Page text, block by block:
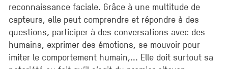
reconnaissance faciale. Grâce à une multitude de
capteurs, elle peut comprendre et répondre à des
questions, participer à des conversations avec des
humains, exprimer des émotions, se mouvoir pour
imiter le comportement humain,... Elle doit surtout sa